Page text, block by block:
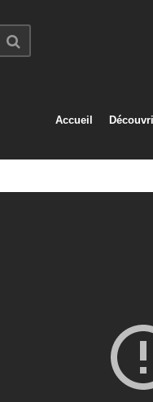
Accueil